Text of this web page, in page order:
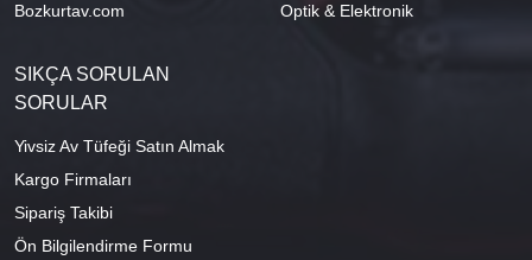
Bozkurtav.com
Optik & Elektronik
SIKÇA SORULAN
SORULAR
Yivsiz Av Tüfeği Satın Almak
Kargo Firmaları
Sipariş Takibi
Ön Bilgilendirme Formu